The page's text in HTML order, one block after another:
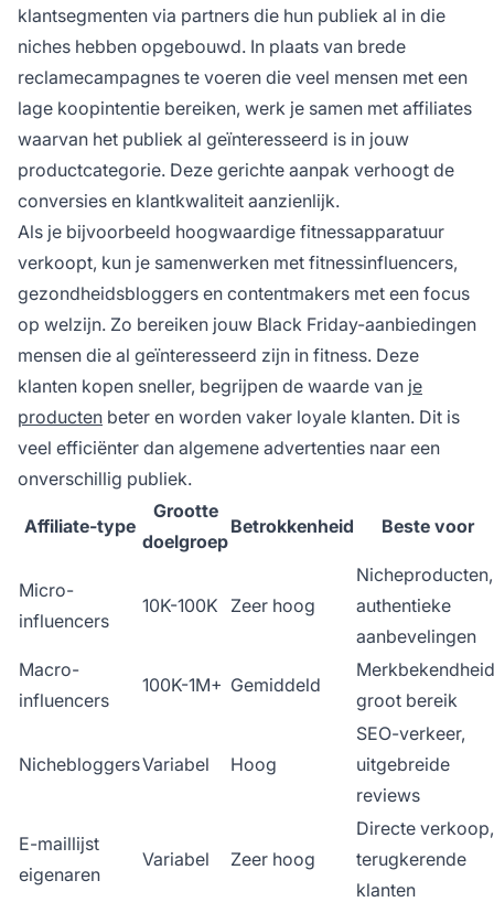
klantsegmenten via partners die hun publiek al in die
niches hebben opgebouwd. In plaats van brede
reclamecampagnes te voeren die veel mensen met een
lage koopintentie bereiken, werk je samen met affiliates
waarvan het publiek al geïnteresseerd is in jouw
productcategorie. Deze gerichte aanpak verhoogt de
conversies en klantkwaliteit aanzienlijk.
Als je bijvoorbeeld hoogwaardige fitnessapparatuur
verkoopt, kun je samenwerken met fitnessinfluencers,
gezondheidsbloggers en contentmakers met een focus
op welzijn. Zo bereiken jouw Black Friday-aanbiedingen
mensen die al geïnteresseerd zijn in fitness. Deze
klanten kopen sneller, begrijpen de waarde van je
producten beter en worden vaker loyale klanten. Dit is
veel efficiënter dan algemene advertenties naar een
onverschillig publiek.
Affiliate-type
Grootte
doelgroep
Betrokkenheid Beste voor
Micro-
influencers
10K-100K Zeer hoog
Nicheproducten,
authentieke
aanbevelingen
Macro-
influencers
100K-1M+ Gemiddeld
groot bereik
NichebloggersVariabel Hoog
SEO-verkeer,
uitgebreide
reviews
E-maillijst
eigenaren
Variabel Zeer hoog
Directe verkoop,
terugkerende
klanten